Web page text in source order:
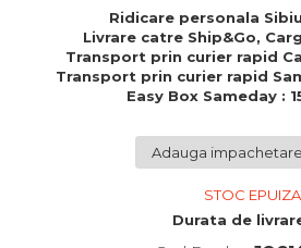
Cadouri pentru parinti
Cadouri pentru EA
Cadouri pentru EL
Cadouri pentru iubit
Cadouri pentru mama
Cadouri pentru tata
Cadouri pentru cea mai buna
Ridicare personala Sibiu
Livrare catre Ship&Go,
Transport prin curier rapid
Transport prin curier rapid
Easy Box Sameday :
STOC
Durata de